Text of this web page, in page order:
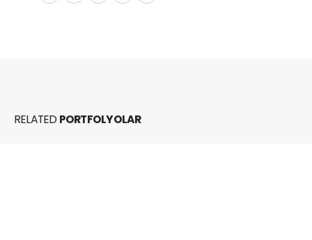
RELATED PORTFOLYOLAR